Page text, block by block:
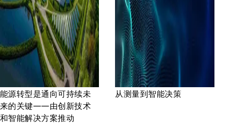
能源转型是通向可持续未
来的关键——由创新技术
和智能解决方案推动
从测量到智能决策